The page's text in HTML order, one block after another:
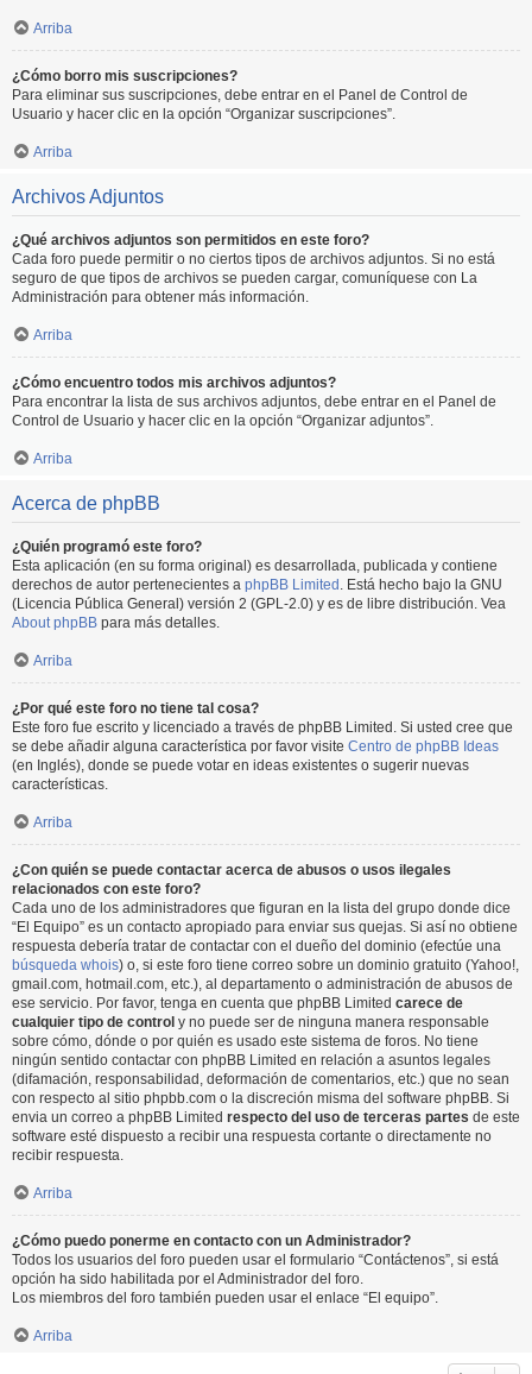
Arriba
¿Cómo borro mis suscripciones?
Para eliminar sus suscripciones, debe entrar en el Panel de Control de
Usuario y hacer clic en la opción “Organizar suscripciones”.
Arriba
Archivos Adjuntos
¿Qué archivos adjuntos son permitidos en este foro?
Cada foro puede permitir o no ciertos tipos de archivos adjuntos. Si no está
seguro de que tipos de archivos se pueden cargar, comuníquese con La
Administración para obtener más información.
Arriba
¿Cómo encuentro todos mis archivos adjuntos?
Para encontrar la lista de sus archivos adjuntos, debe entrar en el Panel de
Control de Usuario y hacer clic en la opción “Organizar adjuntos”.
Arriba
Acerca de phpBB
¿Quién programó este foro?
Esta aplicación (en su forma original) es desarrollada, publicada y contiene
derechos de autor pertenecientes a phpBB Limited . Está hecho bajo la GNU
(Licencia Pública General) versión 2 (GPL-2.0) y es de libre distribución. Vea
About phpBB para más detalles.
Arriba
¿Por qué este foro no tiene tal cosa?
Este foro fue escrito y licenciado a través de phpBB Limited. Si usted cree que
se debe añadir alguna característica por favor visite Centro de phpBB Ideas
(en Inglés), donde se puede votar en ideas existentes o sugerir nuevas
características.
Arriba
¿Con quién se puede contactar acerca de abusos o usos ilegales
relacionados con este foro?
Cada uno de los administradores que figuran en la lista del grupo donde dice
“El Equipo” es un contacto apropiado para enviar sus quejas. Si así no obtiene
respuesta debería tratar de contactar con el dueño del dominio (efectúe una
búsqueda whois) o, si este foro tiene correo sobre un dominio gratuito (Yahoo!,
gmail.com, hotmail.com, etc.), al departamento o administración de abusos de
ese servicio. Por favor, tenga en cuenta que phpBB Limited carece de
cualquier tipo de control y no puede ser de ninguna manera responsable
sobre cómo, dónde o por quién es usado este sistema de foros. No tiene
ningún sentido contactar con phpBB Limited en relación a asuntos legales
(difamación, responsabilidad, deformación de comentarios, etc.) que no sean
con respecto al sitio phpbb.com o la discreción misma del software phpBB. Si
envia un correo a phpBB Limited respecto del uso de terceras partes de este
software esté dispuesto a recibir una respuesta cortante o directamente no
recibir respuesta.
Arriba
¿Cómo puedo ponerme en contacto con un Administrador?
Todos los usuarios del foro pueden usar el formulario “Contáctenos”, si está
opción ha sido habilitada por el Administrador del foro.
Los miembros del foro también pueden usar el enlace “El equipo”.
Arriba